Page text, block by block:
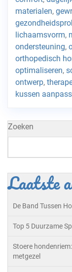
materialen,
lichaamsvorm,
ondersteuning,
orthopedisch
optimaliseren,
ontwerp,
kussen aanpass
Zoeken
Laatste
De Band Tussen
Top 5 Duurzame
Stoere
metgezel